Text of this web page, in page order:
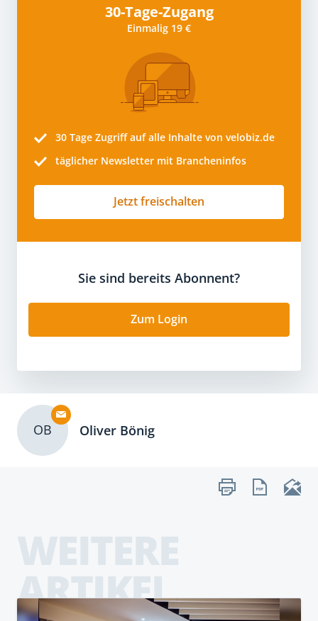
30-Tage-Zugang
Einmalig 19 €
30 Tage Zugriff auf alle Inhalte von velobiz.de
täglicher Newsletter mit Brancheninfos
Jetzt freischalten
Sie sind bereits Abonnent?
Zum Login
OB Oliver Bönig
ARTIKEL